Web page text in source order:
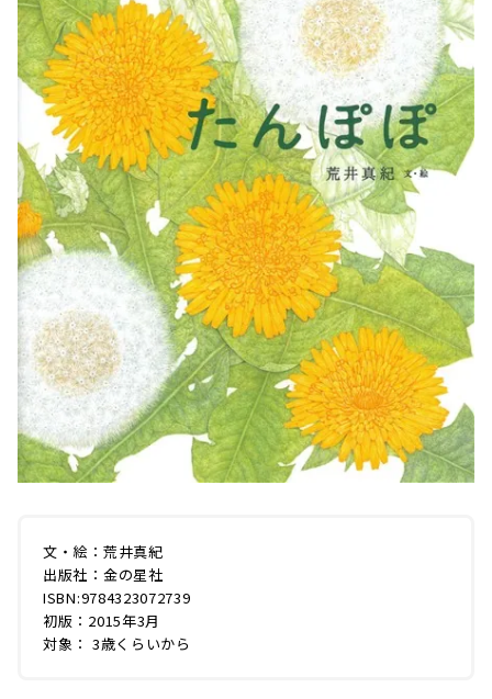
文・絵：荒井真紀
出版社：金の星社
ISBN:9784323072739
初版：2015年3月
対象： 3歳くらいから